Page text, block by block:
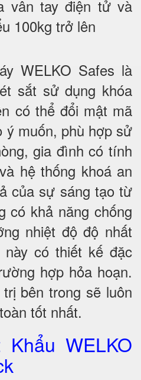
vân tay điện tử và
100kg trở lên
WELKO Safes là
sắt sử dụng khóa
có thể đổi mật mã
ý muốn, phù hợp sử
gia đình có tính
hệ thống khoá an
của sự sáng tạo từ
có khả năng chống
nhiệt độ độ nhất
có thiết kế đặc
hợp hỏa hoạn.
bên trong sẽ luôn
tốt nhất.
WELKO